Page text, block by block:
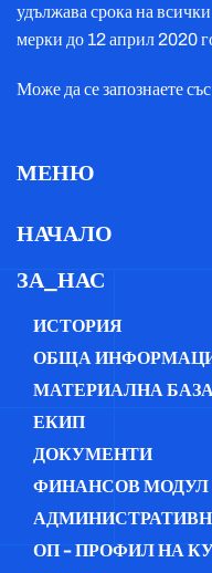
удължава срока на
мерки до 12 април 2020
Може да се запознаете
МЕНЮ
НАЧАЛО
ЗА_НАС
ИСТОРИЯ
ОБЩА
МАТЕРИАЛНА
ЕКИП
ДОКУМЕНТИ
ФИНАНСОВ
ОП - ПРОФИЛ НА